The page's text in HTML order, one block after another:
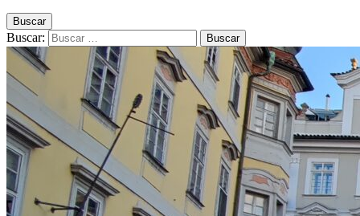
Buscar
Buscar: